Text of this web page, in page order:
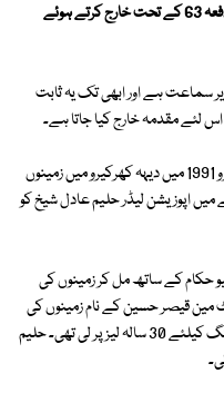
صوبائی اینٹی کرپشن کی عدالت نے مقدمہ زیر دفعہ 63 کے تحت خارج کرتے ہوئے
سماعت ہے اور ابھی تک یہ ثابت
لئے مقدمہ خارج کیا جاتا ہے۔
کراچی میں صوبائی اینٹی کرپشن کی عدالت روبرو 1991 میں دیہہ کھرکیرو میں زمینوں
اپوزیشن لیڈر حلیم عادل شیخ کو
حکام کے ساتھ مل کر زمینوں کی
ملزمان نے 1991 میں فرنٹ مین قیصر حسین کے نام زمینوں کی
جعلی انٹریاں کی۔ ملزمان نے اراضی پولٹری فارمنگ کیلئے 30 سالہ لیز پر لی تھی۔ حلیم